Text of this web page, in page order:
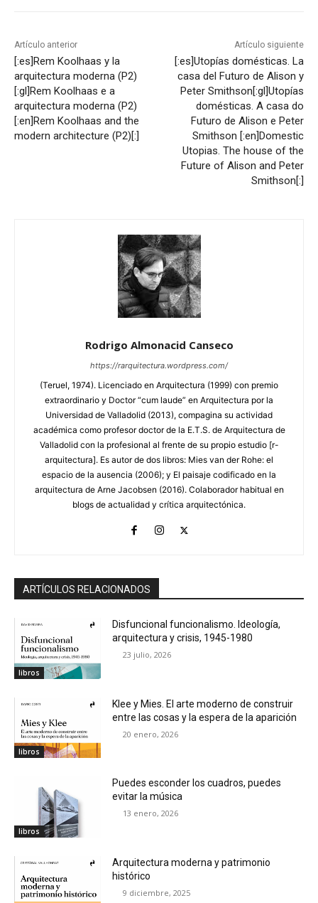
Artículo anterior
[:es]Rem Koolhaas y la
arquitectura moderna (P2)
[:gl]Rem Koolhaas e a
arquitectura moderna (P2)
[:en]Rem Koolhaas and the
modern architecture (P2)[:]
Artículo siguiente
[:es]Utopías domésticas. La
casa del Futuro de Alison y
Peter Smithson[:gl]Utopías
domésticas. A casa do
Futuro de Alison e Peter
Smithson [:en]Domestic
Utopias. The house of the
Future of Alison and Peter
Smithson[:]
Rodrigo Almonacid Canseco
https://rarquitectura.wordpress.com/
(Teruel, 1974). Licenciado en Arquitectura (1999) con premio
extraordinario y Doctor “cum laude” en Arquitectura por la
Universidad de Valladolid (2013), compagina su actividad
académica como profesor doctor de la E.T.S. de Arquitectura de
Valladolid con la profesional al frente de su propio estudio [r-
arquitectura]. Es autor de dos libros: Mies van der Rohe: el
espacio de la ausencia (2006); y El paisaje codificado en la
arquitectura de Arne Jacobsen (2016). Colaborador habitual en
blogs de actualidad y crítica arquitectónica.
ARTÍCULOS RELACIONADOS
libros
Disfuncional funcionalismo. Ideología,
arquitectura y crisis, 1945-1980
23 julio, 2026
libros
Klee y Mies. El arte moderno de construir
entre las cosas y la espera de la aparición
20 enero, 2026
libros
Puedes esconder los cuadros, puedes
evitar la música
13 enero, 2026
Arquitectura moderna y patrimonio
histórico
9 diciembre, 2025